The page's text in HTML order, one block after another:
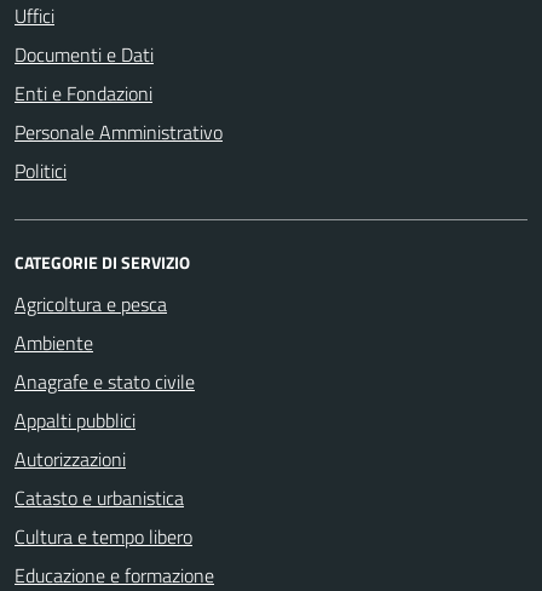
Uffici
Documenti e Dati
Enti e Fondazioni
Personale Amministrativo
Politici
CATEGORIE DI SERVIZIO
Agricoltura e pesca
Ambiente
Anagrafe e stato civile
Appalti pubblici
Autorizzazioni
Catasto e urbanistica
Cultura e tempo libero
Educazione e formazione